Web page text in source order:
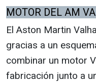
MOTOR DEL AM
El Aston Martin
gracias a un
combinar un motor
fabricación junto a